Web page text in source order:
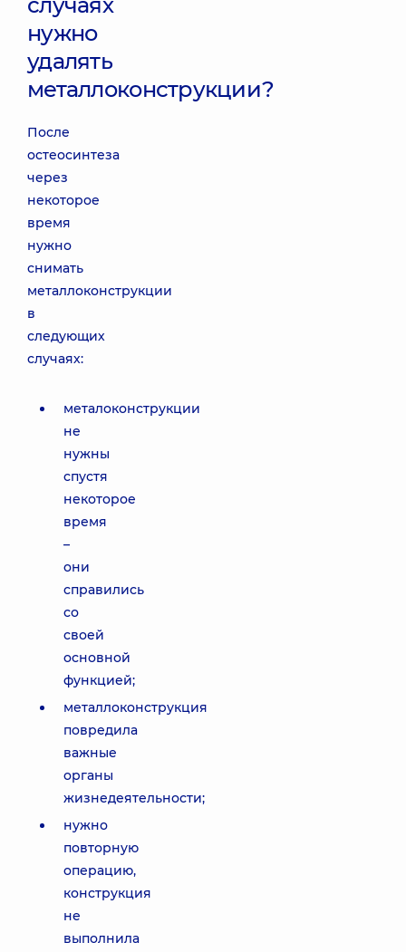
нужно
удалять
металлоконструкции?
После
остеосинтеза
через
некоторое
время
нужно
снимать
металлоконструкции
в
следующих
случаях:
металоконструкции
не
нужны
спустя
некоторое
время
–
они
справились
со
своей
основной
функцией;
металлоконструкция
повредила
важные
органы
жизнедеятельности;
нужно
повторную
операцию,
конструкция
не
выполнила